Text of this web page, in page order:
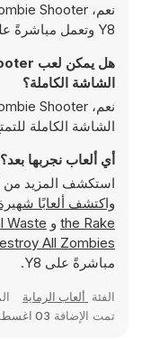
Y8 وتعمل مباشرةً على المتصفح
الشاشة الكاملة؟
الشاشة الكاملة
أي ألعاب نجربها بعد؟
استكشف المزيد من
واكتشف ألعابًا
the Rake و Waste
All Zombies
مباشرةً على Y8.
الفئة ألعاب الرماية
تمت الإضافة 03 اغسطس 2025